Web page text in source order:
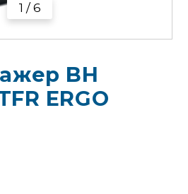
1 / 6
BH
ERGO